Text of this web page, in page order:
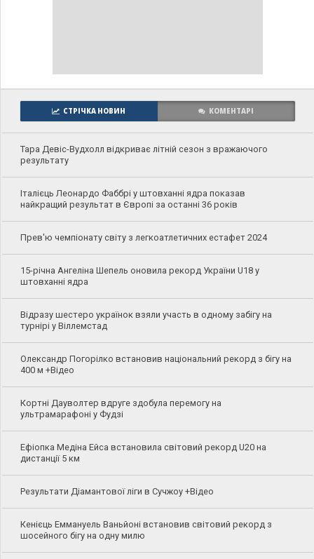
СТРІЧКА НОВИН КОМЕНТАРІ
Тара Девіс-Вудхолл відкриває літній сезон з вражаючого
результату
Італієць Леонардо Фаббрі у штовханні ядра показав
найкращий результат в Європі за останні 36 років
Прев'ю чемпіонату світу з легкоатлетичних естафет 2024
15-річна Ангеліна Шепель оновила рекорд України U18 у
штовханні ядра
Відразу шестеро українок взяли участь в одному забігу на
турнірі у Віллемстад
Олександр Погорілко встановив національний рекорд з бігу на
400 м +Відео
Кортні Дауволтер вдруге здобула перемогу на
ультрамарафоні у Фудзі
Ефіопка Медіна Ейса встановила світовий рекорд U20 на
дистанції 5 км
Результати Діамантової ліги в Сучжоу +Відео
Кенієць Еммануель Ваньйоні встановив світовий рекорд з
шосейного бігу на одну милю